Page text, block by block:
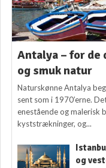
Antalya – for de
og smuk natur
Naturskønne Antalya
sent som i 1970’erne.
enestående og malerisk
kyststrækninger, og...
og